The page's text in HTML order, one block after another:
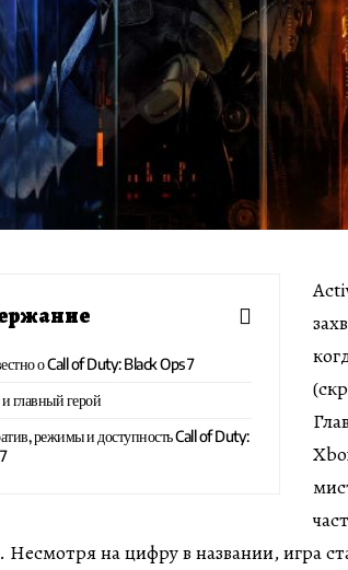
о Call of Duty: Black Ops 7
главный герой
режимы и доступность Call of Duty:
Несмотря на цифру в названии, игра